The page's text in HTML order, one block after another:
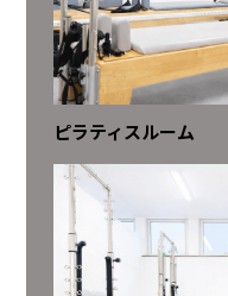
ピラティスルーム